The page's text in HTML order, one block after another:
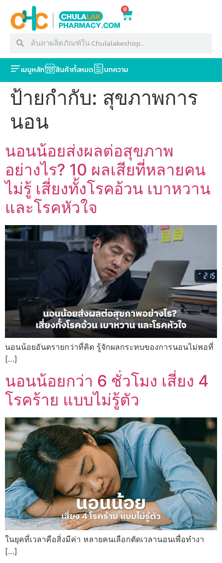
0
เมนูหลัก สินค้าทั้งหมด บทความ
ป้ายกำกับ: สุขภาพการ
นอน
นอนน้อยส่งผลต่อสุขภาพ
อย่างไร? 10 ผลเสียที่หลายคน
ไม่รู้ เสี่ยงทั้งโรคอ้วน เบาหวาน
และโรคหัวใจ
นอนน้อยอันตรายกว่าที่คิด รู้จักผลกระทบของการนอนไม่พอที่
[…]
นอนน้อยกว่า 6 ชั่วโมง เสี่ยง 4
โรคร้าย แบบไม่รู้ตัว
ในยุคที่เวลาคือสิ่งมีค่า หลายคนเลือกตัดเวลานอนเพื่อทำงา
[…]